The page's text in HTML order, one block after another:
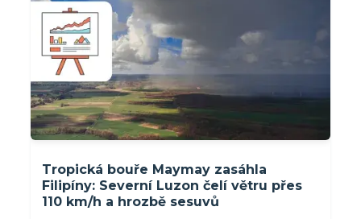
Tropická bouře Maymay zasáhla
Filipíny: Severní Luzon čelí větru přes
110 km/h a hrozbě sesuvů